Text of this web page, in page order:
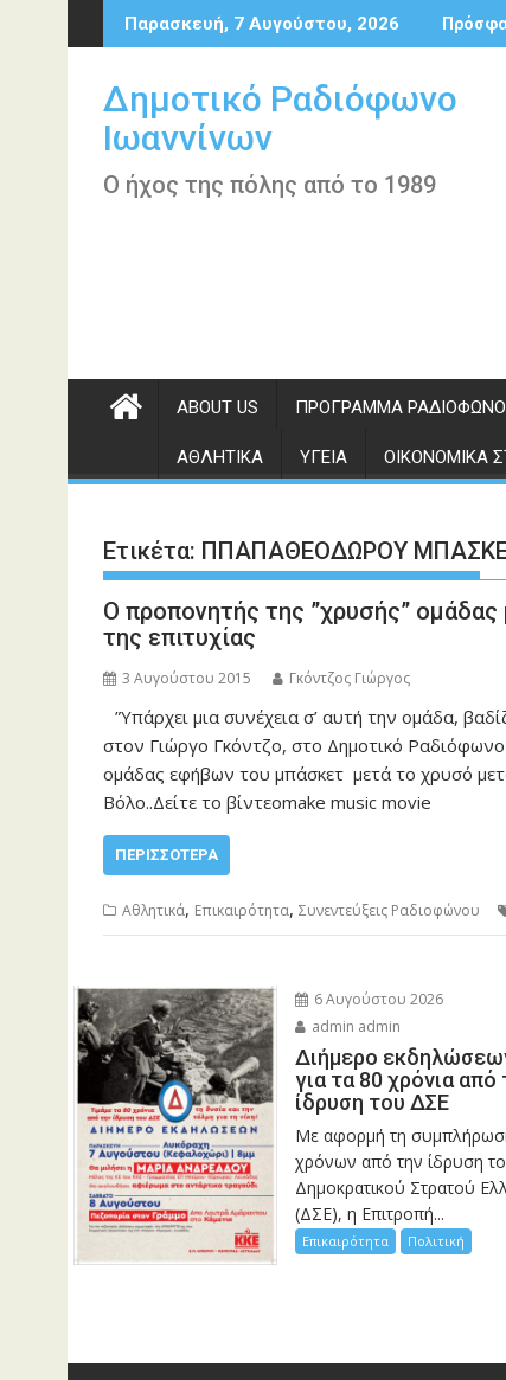
Περάστε
στο
Παρασκευή, 7 Αυγούστου, 2026
Δημοτικό Ραδιόφωνο
Ιωαννίνων
Ο ήχος της πόλης από το 1989
ABOUT US ΠΡΌΓΡΑΜΜΑ
ΑΘΛΗΤΙΚΆ ΥΓΕΊΑ ΟΙΚΟΝΟΜΙΚΆ
Ετικέτα: ΠΠΑΠΑΘΕΟΔΩΡΟΥ
Ο προπονητής της ”χρυσής”
της επιτυχίας
3 Αυγούστου 2015 Γκόντζος Γιώργος
”Υπάρχει μια συνέχεια σ’ αυτή την ομάδα,
στον Γιώργο Γκόντζο, στο Δημοτικό
ομάδας εφήβων του μπάσκετ μετά το χρυσό
Βόλο..Δείτε το βίντεοmake music movie
ΠΕΡΙΣΣΌΤΕΡΑ
Αθλητικά, Επικαιρότητα, Συνεντεύξεις Ραδιοφώνου
6 Αυγούστου 2026
admin admin
Διήμερο
για τα 80 χρόνια από
ίδρυση του ΔΣΕ
Με αφορμή τη
χρόνων από την ίδρυση
Δημοκρατικού Στρατού
(ΔΣΕ), η Επιτροπή...
Επικαιρότητα Πολιτική